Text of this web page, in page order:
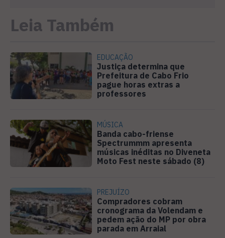
Leia Também
EDUCAÇÃO
Justiça determina que
Prefeitura de Cabo Frio
pague horas extras a
professores
MÚSICA
Banda cabo-friense
Spectrummm apresenta
músicas inéditas no Diveneta
Moto Fest neste sábado (8)
PREJUÍZO
Compradores cobram
cronograma da Volendam e
pedem ação do MP por obra
parada em Arraial